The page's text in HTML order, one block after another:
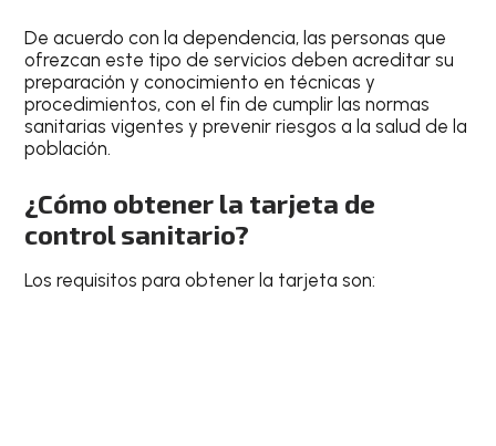
De acuerdo con la dependencia, las personas que
ofrezcan este tipo de servicios deben acreditar su
preparación y conocimiento en técnicas y
procedimientos, con el fin de cumplir las normas
sanitarias vigentes y prevenir riesgos a la salud de la
población.
¿Cómo obtener la tarjeta de
control sanitario?
Los requisitos para obtener la tarjeta son: